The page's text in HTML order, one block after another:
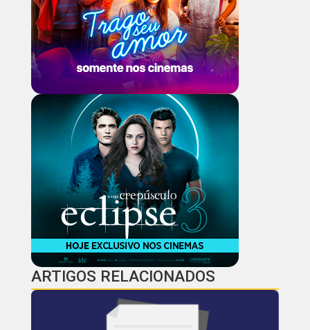
ARTIGOS RELACIONADOS